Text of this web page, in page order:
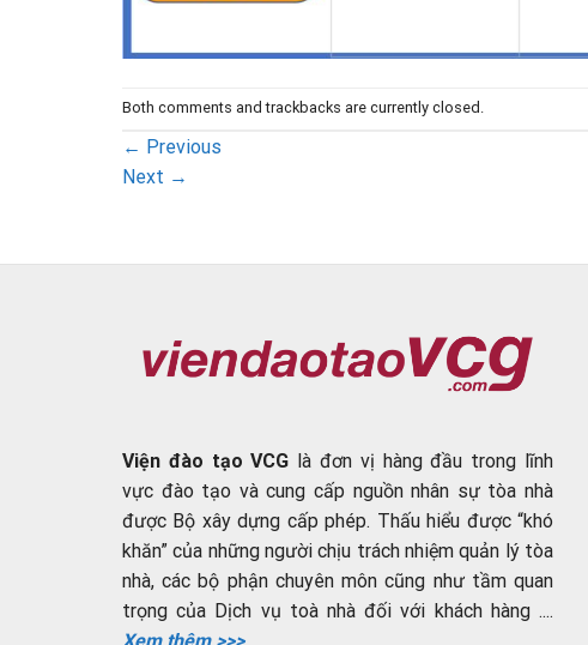
Both comments and trackbacks are currently closed.
← Previous
Next →
Viện đào tạo VCG là đơn vị hàng đầu trong lĩnh
vực đào tạo và cung cấp nguồn nhân sự tòa nhà
được Bộ xây dựng cấp phép. Thấu hiểu được “khó
khăn” của những người chịu trách nhiệm quản lý tòa
nhà, các bộ phận chuyên môn cũng như tầm quan
trọng của Dịch vụ toà nhà đối với khách hàng ....